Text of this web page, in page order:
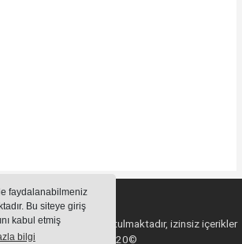
faydalanabilmeniz
Bu siteye giriş
kabul etmiş
bilgi
tüm hakları saklı tutulmaktadır, izinsiz içerikler
Copyright 2020©